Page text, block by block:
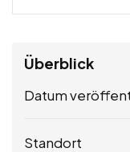
Überblick
Datum
Standort